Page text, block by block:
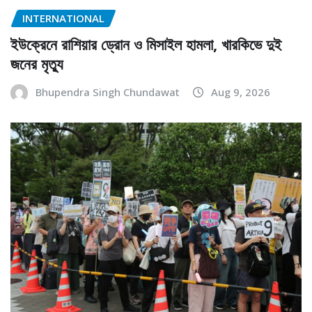
INTERNATIONAL
ইউক্রেনে রাশিয়ার ড্রোন ও মিসাইল হামলা, খারকিভে দুই
জনের মৃত্যু
Bhupendra Singh Chundawat Aug 9, 2026